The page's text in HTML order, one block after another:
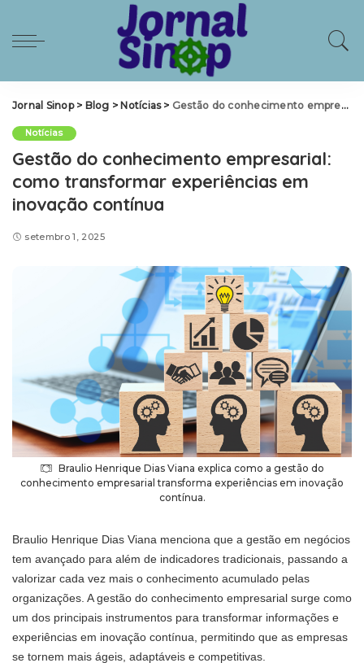
Jornal Sinop> Blog > Notícias> Gestão do conhecimento empresarial: como transformar experiências em inovação contínua
Notícias
Gestão do conhecimento empresarial:
como transformar experiências em
inovação contínua
setembro 1, 2025
Braulio Henrique Dias Viana explica como a gestão do
conhecimento empresarial transforma experiências em inovação
contínua.
Braulio Henrique Dias Viana menciona que a gestão em negócios
tem avançado para além de indicadores tradicionais, passando a
valorizar cada vez mais o conhecimento acumulado pelas
organizações. A gestão do conhecimento empresarial surge como
um dos principais instrumentos para transformar informações e
experiências em inovação contínua, permitindo que as empresas
se tornem mais ágeis, adaptáveis e competitivas.